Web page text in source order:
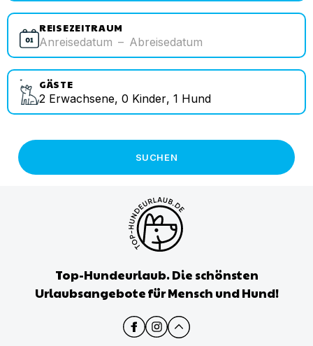
REISEZEITRAUM
Anreisedatum – Abreisedatum
GÄSTE
2 Erwachsene, 0 Kinder, 1 Hund
SUCHEN
Top-Hundeurlaub. Die schönsten
Urlaubsangebote für Mensch und Hund!